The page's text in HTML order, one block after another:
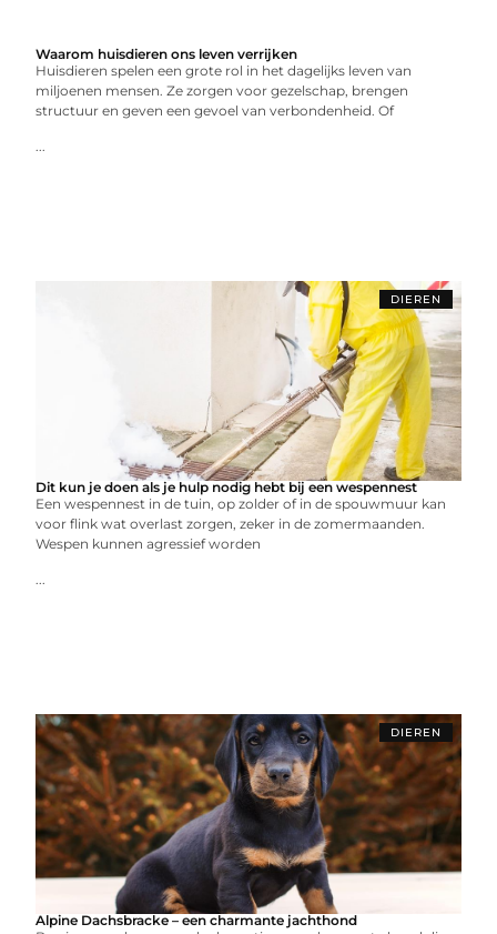
Waarom huisdieren ons leven verrijken
Huisdieren spelen een grote rol in het dagelijks leven van
miljoenen mensen. Ze zorgen voor gezelschap, brengen
structuur en geven een gevoel van verbondenheid. Of
...
DIEREN
Dit kun je doen als je hulp nodig hebt bij een wespennest
Een wespennest in de tuin, op zolder of in de spouwmuur kan
voor flink wat overlast zorgen, zeker in de zomermaanden.
Wespen kunnen agressief worden
...
DIEREN
Alpine Dachsbracke – een charmante jachthond